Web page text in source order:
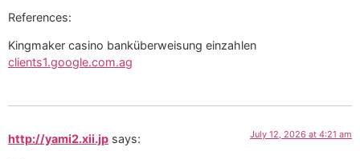
References:
Kingmaker casino banküberweisung einzahlen
clients1.google.com.ag
http://yami2.xii.jp says: July 12, 2026 at 4:21 am